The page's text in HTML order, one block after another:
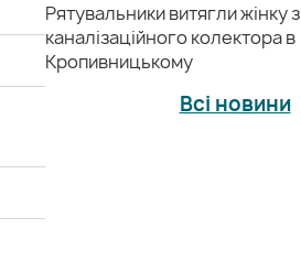
Рятувальники витягли жінку з
каналізаційного колектора в
Кропивницькому
Всі новини